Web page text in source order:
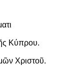
Κύπρου.
Χριστοῦ.